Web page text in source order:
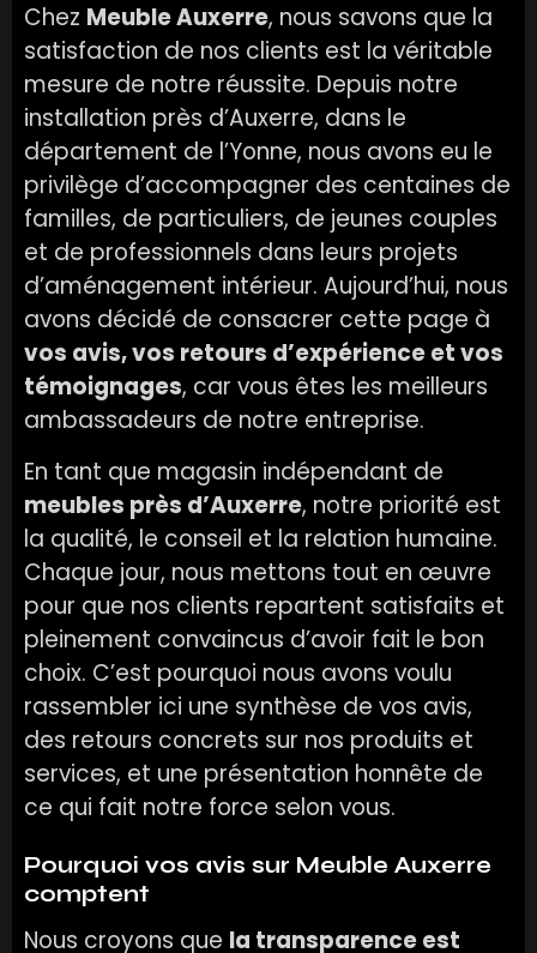
Chez Meuble Auxerre, nous savons que la
satisfaction de nos clients est la véritable
mesure de notre réussite. Depuis notre
installation près d’Auxerre, dans le
département de l’Yonne, nous avons eu le
privilège d’accompagner des centaines de
familles, de particuliers, de jeunes couples
et de professionnels dans leurs projets
d’aménagement intérieur. Aujourd’hui, nous
avons décidé de consacrer cette page à
vos avis, vos retours d’expérience et vos
témoignages, car vous êtes les meilleurs
ambassadeurs de notre entreprise.
En tant que magasin indépendant de
meubles près d’Auxerre, notre priorité est
la qualité, le conseil et la relation humaine.
Chaque jour, nous mettons tout en œuvre
pour que nos clients repartent satisfaits et
pleinement convaincus d’avoir fait le bon
choix. C’est pourquoi nous avons voulu
rassembler ici une synthèse de vos avis,
des retours concrets sur nos produits et
services, et une présentation honnête de
ce qui fait notre force selon vous.
Pourquoi vos avis sur Meuble Auxerre
comptent
Nous croyons que la transparence est